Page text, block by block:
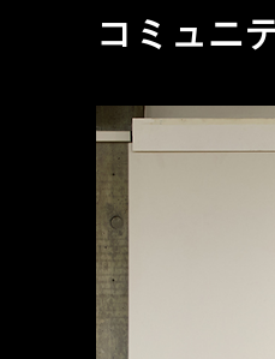
コミュニ